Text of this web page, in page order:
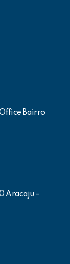
Office Bairro
Aracaju -